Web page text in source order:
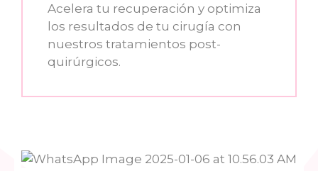
Acelera tu recuperación y optimiza
los resultados de tu cirugía con
nuestros tratamientos post-
quirúrgicos.